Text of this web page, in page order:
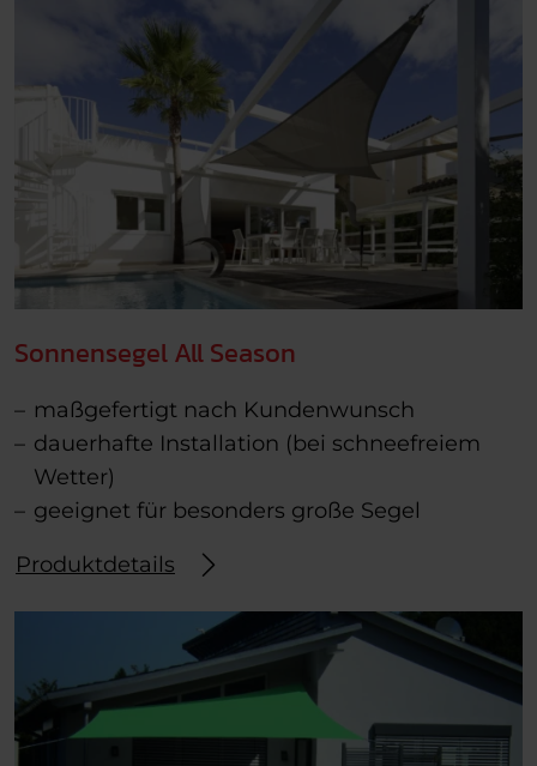
Sonnensegel All Season
maßgefertigt nach Kundenwunsch
dauerhafte Installation (bei schneefreiem
Wetter)
geeignet für besonders große Segel
Produktdetails